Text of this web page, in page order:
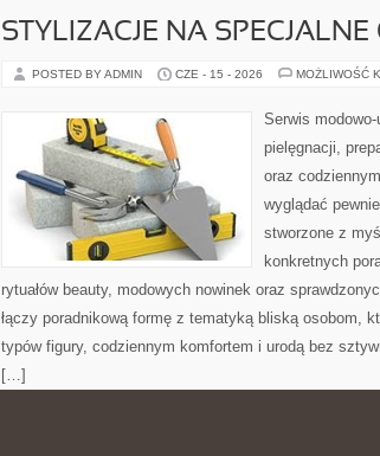
STYLIZACJE NA SPECJALNE
POSTED BY ADMIN CZE - 15 - 2026 MOŻLIWOŚĆ
Serwis
pielęgnacji,
oraz
wyglądać
stworzone z
konkretnych
rytuałów beauty, modowych nowinek oraz
łączy poradnikową formę z tematyką bliską osobom,
typów figury, codziennym komfortem i urodą bez
[…]